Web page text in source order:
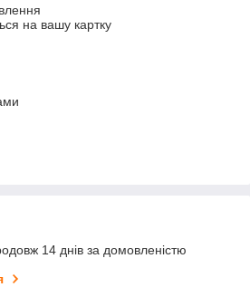
на вашу картку
14 днів за домовленістю